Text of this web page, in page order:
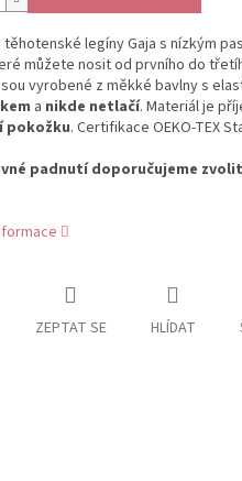
legíny Gaja s nízkým
můžete nosit od prvního do
vyrobené z měkké bavlny s
a nikde netlačí. Materiál je
pokožku. Certifikace OEKO-TEX
padnutí doporučujeme
ZEPTAT SE HLÍDAT